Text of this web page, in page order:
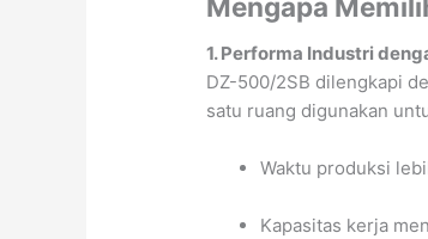
1. Performa Industri
DZ-500/2SB dilengkapi
satu ruang digunakan
Waktu produksi
Kapasitas kerja